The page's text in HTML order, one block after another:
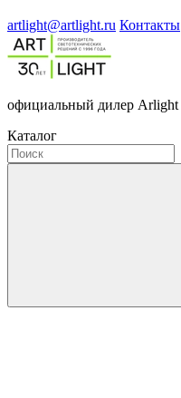
artlight@artlight.ru Контакты
официальный дилер Arlight
Каталог